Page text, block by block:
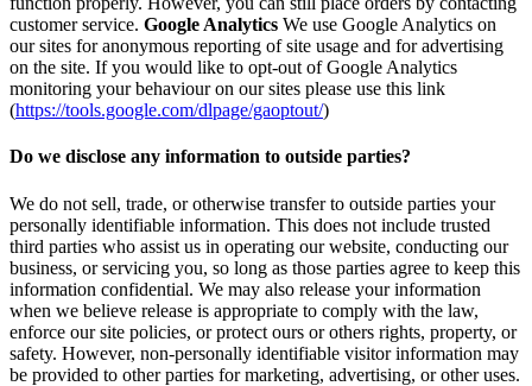
customer service. Google Analytics We use Google Analytics on
our sites for anonymous reporting of site usage and for advertising
on the site. If you would like to opt-out of Google Analytics
monitoring your behaviour on our sites please use this link
(https://tools.google.com/dlpage/gaoptout/)
Do we disclose any information to outside parties?
We do not sell, trade, or otherwise transfer to outside parties your
personally identifiable information. This does not include trusted
third parties who assist us in operating our website, conducting our
business, or servicing you, so long as those parties agree to keep this
information confidential. We may also release your information
when we believe release is appropriate to comply with the law,
enforce our site policies, or protect ours or others rights, property, or
safety. However, non-personally identifiable visitor information may
be provided to other parties for marketing, advertising, or other uses.